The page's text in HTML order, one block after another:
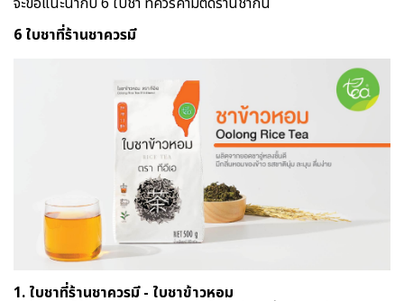
6 ใบชาที่ร้านชาควรมี
1. ใบชาที่ร้านชาควรมี - ใบชาข้าวหอม